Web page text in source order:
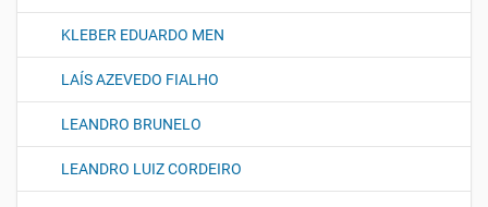
KLEBER EDUARDO MEN
LAÍS AZEVEDO FIALHO
LEANDRO BRUNELO
LEANDRO LUIZ CORDEIRO